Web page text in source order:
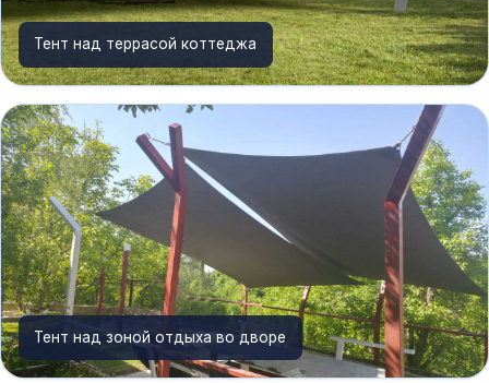
Тент над террасой коттеджа
Тент над зоной отдыха во дворе